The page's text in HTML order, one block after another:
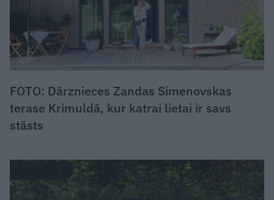
FOTO: Dārznieces Zandas Simenovskas
terase Krimuldā, kur katrai lietai ir savs
stāsts